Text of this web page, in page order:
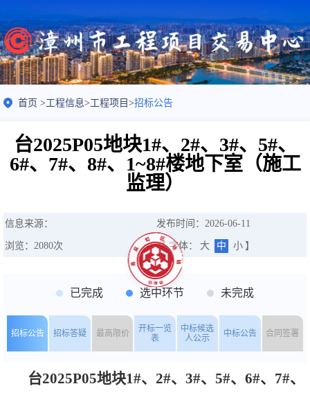
首页 >工程信息>工程项目 >招标公告
台2025P05地块1#、2#、3#、5#、
6#、7#、8#、1~8#楼地下室（施工
监理）
信息来源： 发布时间：2026-06-11
浏览： 2080次 【 字体： 大 中 小 】
已完成 选中环节 未完成
招标公告 招标答疑 最高限价
开标一览
表
中标候选
人公示
中标公告 合同签署
台2025P05地块1#、2#、3#、5#、6#、7#、